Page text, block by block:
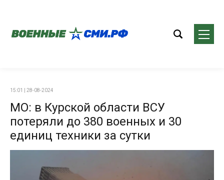
15:01 | 28-08-2024
МО: в Курской области ВСУ
потеряли до 380 военных и 30
единиц техники за сутки